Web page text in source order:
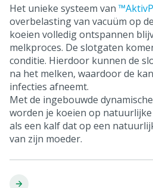
Pulsslang rubber voor
5802099
™AktivPULS Silicon-
melkstroombewaking
5802104
Melkstroom
™AktivPULS
5802060
klauwstuk
Het unieke systeem van
overbelasting van vacuüm op
koeien volledig ontspannen
melkproces. De slotgaten
conditie. Hierdoor kunnen de
na het melken, waardoor de
infecties afneemt.
Met de ingebouwde
worden je koeien op
als een kalf dat op een
van zijn moeder.